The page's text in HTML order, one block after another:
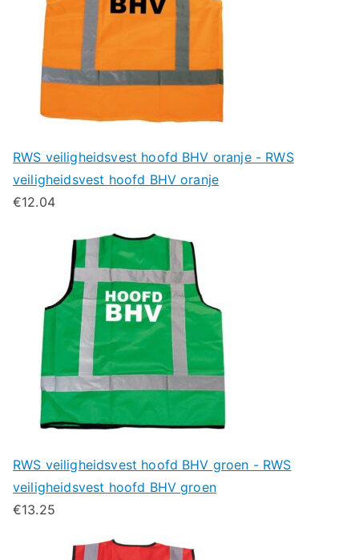
RWS veiligheidsvest hoofd BHV oranje - RWS
veiligheidsvest hoofd BHV oranje
€12.04
RWS veiligheidsvest hoofd BHV groen - RWS
veiligheidsvest hoofd BHV groen
€13.25